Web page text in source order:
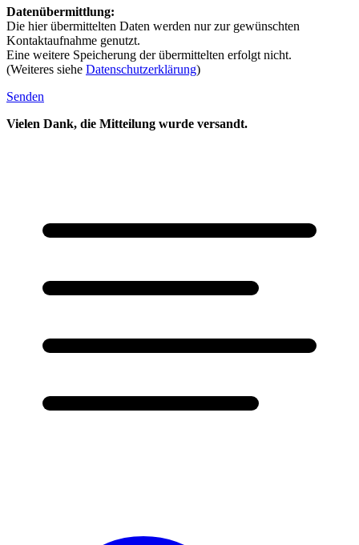
Datenübermittlung:
Die hier übermittelten Daten werden nur zur gewünschten
Kontaktaufnahme genutzt.
Eine weitere Speicherung der übermittelten erfolgt nicht.
(Weiteres siehe Datenschutzerklärung)
Senden
Vielen Dank, die Mitteilung wurde versandt.